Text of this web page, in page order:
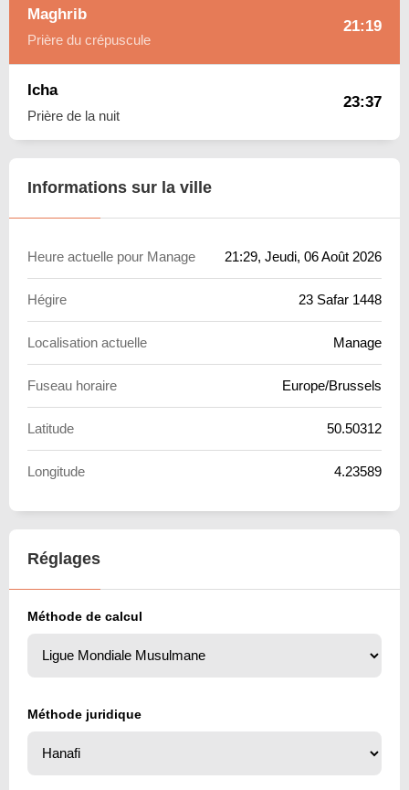
Maghrib
Prière du crépuscule
21:19
Icha
Prière de la nuit
23:37
Informations sur la ville
Heure actuelle pour Manage 21:29, Jeudi, 06 Août 2026
Hégire 23 Safar 1448
Localisation actuelle Manage
Fuseau horaire Europe/Brussels
Latitude 50.50312
Longitude 4.23589
Réglages
Méthode de calcul
Méthode juridique